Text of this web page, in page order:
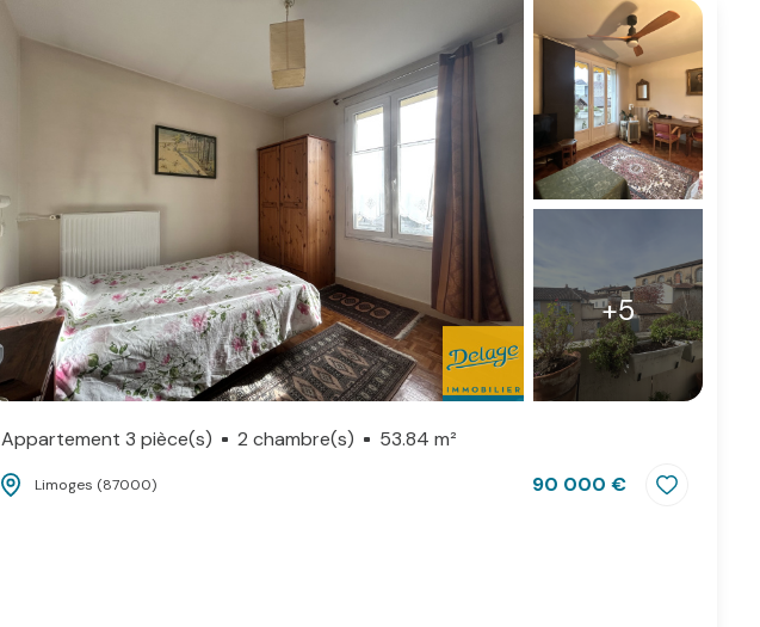
+5
Appartement 3 pièce(s) 2 chambre(s) 53.84 m²
Limoges (87000) 90 000 €